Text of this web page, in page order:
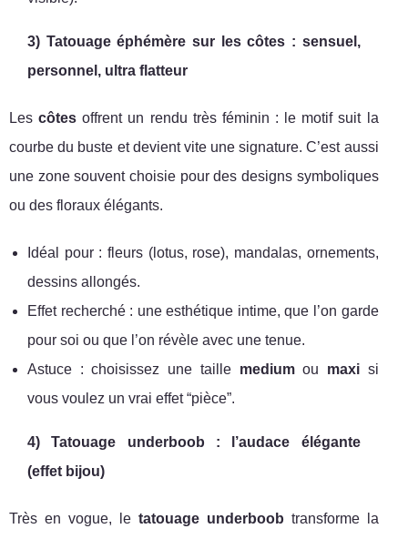
3) Tatouage éphémère sur les côtes : sensuel,
personnel, ultra flatteur
Lescôtes offrent un rendu très féminin : le motif suit la
courbe du buste et devient vite une signature. C’est aussi
une zone souvent choisie pour des designs symboliques
ou des floraux élégants.
Idéal pour : fleurs (lotus, rose), mandalas, ornements,
dessins allongés.
Effet recherché : une esthétique intime, que l’on garde
pour soi ou que l’on révèle avec une tenue.
Astuce : choisissez une taille mediumou maxisi
vous voulez un vrai effet “pièce”.
4) Tatouage underboob : l’audace élégante
(effet bijou)
Très en vogue, le tatouage underboob transforme la